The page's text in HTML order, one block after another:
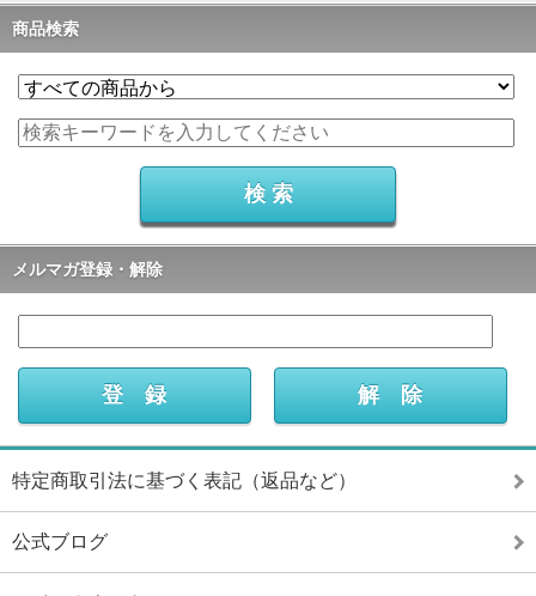
商品検索
メルマガ登録・解除
特定商取引法に基づく表記（返品など）
公式ブログ